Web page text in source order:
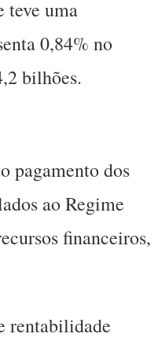
teve uma
0,84% no
bilhões.
pagamento dos
ao Regime
financeiros,
rentabilidade